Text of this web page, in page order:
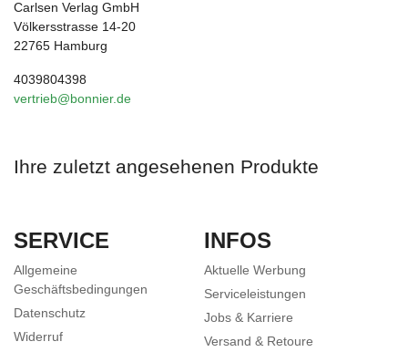
Carlsen Verlag GmbH
Völkersstrasse 14-20
22765 Hamburg
4039804398
vertrieb@bonnier.de
Ihre zuletzt angesehenen Produkte
SERVICE
Allgemeine
Geschäftsbedingungen
Datenschutz
Widerruf
INFOS
Aktuelle Werbung
Serviceleistungen
Jobs & Karriere
Versand & Retoure